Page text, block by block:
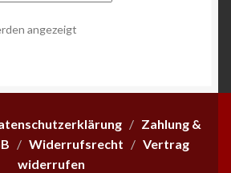
Produktseite
gewählt
angezeigt
/ Zahlung &
/ Widerrufsrecht / Vertrag
widerrufen